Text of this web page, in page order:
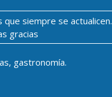
siempre se actualicen.
gracias
gastronomía.